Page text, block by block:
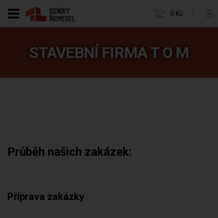
0 Kč
STAVEBNÍ FIRMA T O M
Průběh našich zakázek:
Příprava zakázky